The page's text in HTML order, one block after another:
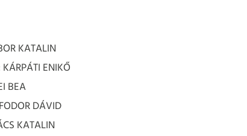
KATALIN
ENIKŐ
BEA
DÁVID
KATALIN